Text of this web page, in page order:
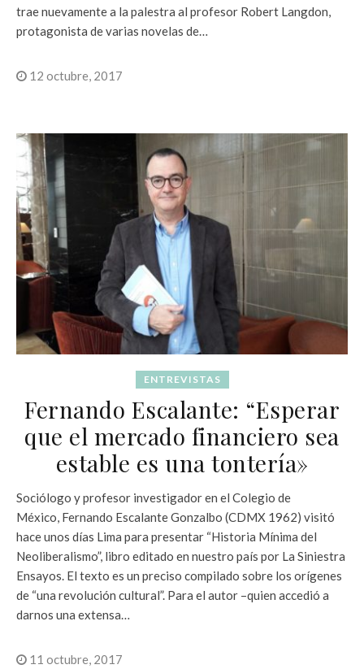
trae nuevamente a la palestra al profesor Robert Langdon,
protagonista de varias novelas de…
12 octubre, 2017
ENTREVISTAS
Fernando Escalante: “Esperar
que el mercado financiero sea
estable es una tontería»
Sociólogo y profesor investigador en el Colegio de
México, Fernando Escalante Gonzalbo (CDMX 1962) visitó
hace unos días Lima para presentar “Historia Mínima del
Neoliberalismo”, libro editado en nuestro país por La Siniestra
Ensayos. El texto es un preciso compilado sobre los orígenes
de “una revolución cultural”. Para el autor –quien accedió a
darnos una extensa…
11 octubre, 2017